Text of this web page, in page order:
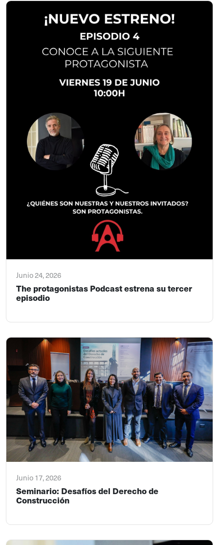
Junio 24, 2026
The protagonistas Podcast estrena su tercer
episodio
Junio 17, 2026
Seminario: Desafíos del Derecho de
Construcción